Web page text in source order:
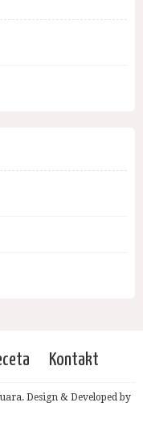
Kontakt
Design & Developed by